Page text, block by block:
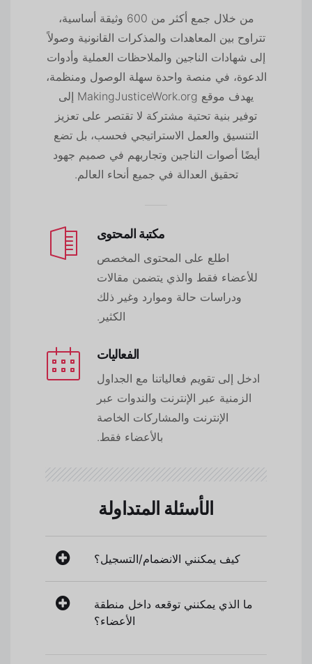
من خلال جمع أكثر من 600 وثيقة أساسية،
تتراوح بين المعاهدات والمذكرات القانونية وصولاً
إلى شهادات الناجين والملاحظات العملية وأدوات
الدعوة، في منصة واحدة سهلة الوصول ومنظمة،
يهدف موقع MakingJusticeWork.org إلى
توفير بنية تحتية مشتركة لا تقتصر على تعزيز
التنسيق والعمل الاستراتيجي فحسب، بل تضع
أيضًا أصوات الناجين وتجاربهم في صميم جهود
تحقيق العدالة في جميع أنحاء العالم.
مكتبة المحتوى
اطلع على المحتوى المخصص
للأعضاء فقط والذي يتضمن مقالات
ودراسات حالة وموارد وغير ذلك
الكثير.
الفعاليات
ادخل إلى تقويم فعالياتنا مع الجداول
الزمنية عبر الإنترنت والندوات عبر
الإنترنت والمشاركات الخاصة
بالأعضاء فقط.
الأسئلة المتداولة
كيف يمكنني الانضمام/التسجيل؟
ما الذي يمكنني توقعه داخل منطقة
الأعضاء؟